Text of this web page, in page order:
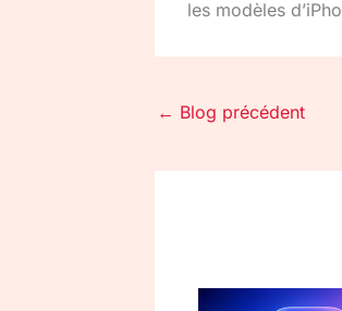
les modèles
← Blog précédent